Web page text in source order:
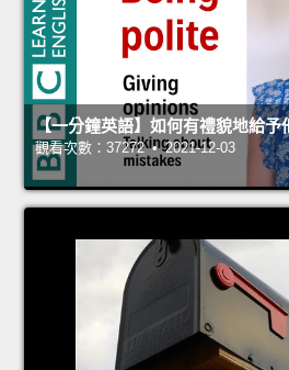
【一分鐘英語】如何有禮貌地給予
觀看次數：37272 • 2021-12-03